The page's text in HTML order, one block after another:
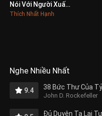
0Nói Với Người Xuất Gia Trẻ Tuổi
Thích Nhất Hạnh
Nghe Nhiều Nhất
9.4 38 Bức Thư Của
John D. Rockefeller
Đủ Duyên Ta Lại